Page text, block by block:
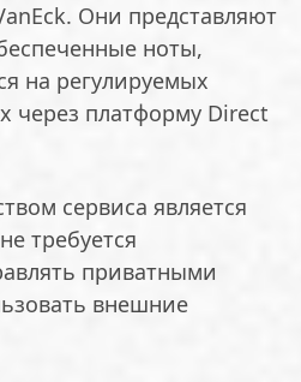
Они представляют
ноты,
на регулируемых
через платформу Direct
сервиса является
требуется
приватными
внешние